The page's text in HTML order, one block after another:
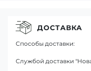
ДОСТАВКА
Способы доставки:
Службой доставки